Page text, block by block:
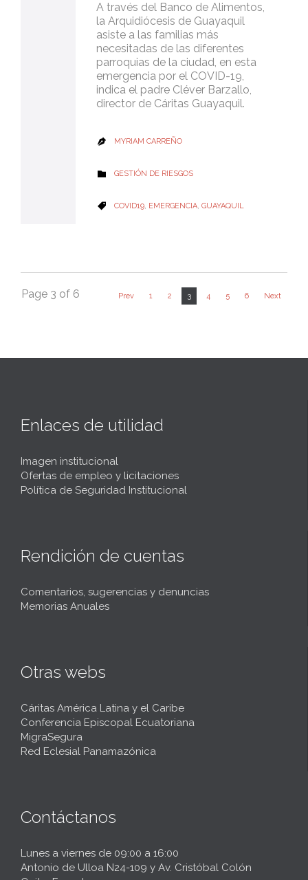
A través del Banco de Alimentos,
la Arquidiócesis de Guayaquil
asiste a las familias más
necesitadas de las diferentes
parroquias de la ciudad, en esta
emergencia por el COVID-19,
indica el padre Cléver Barzallo,
director de Cáritas Guayaquil.
 MYRIAM CARREÑO
 CATEGORY
GESTIÓN DE RIESGOS
 CATEGORY
COVID19 EMERGENCIA GUAYAQUIL
Page 3 of 6 Prev 1 2 3 4 5 6 Next
Enlaces de utilidad
Imagen institucional
Ofertas de empleo y licitaciones
Política de Seguridad Institucional
Rendición de cuentas
Comentarios, sugerencias y denuncias
Memorias Anuales
Otras webs
Cáritas América Latina y el Caribe
Conferencia Episcopal Ecuatoriana
MigraSegura
Red Eclesial Panamazónica
Contáctanos
Lunes a viernes de 09:00 a 16:00
Antonio de Ulloa N24-109 y Av. Cristóbal Colón